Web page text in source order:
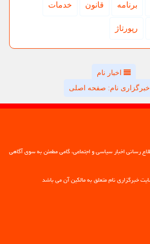
برنامه قانون خدمات
رپورتاژ
اخبار نام
خبرگزاری نام: صفحه اصلی